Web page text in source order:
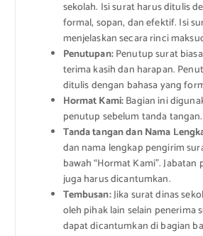
sekolah. Isi surat harus ditulis
formal, sopan, dan efektif. Isi
menjelaskan secara rinci
Penutupan:Penutup surat
terima kasih dan harapan.
ditulis dengan bahasa yang
Hormat Kami:Bagian ini
penutup sebelum tanda tangan.
Tanda tangan dan Nama
dan nama lengkap pengirim
bawah “Hormat Kami”.
juga harus dicantumkan.
Tembusan:Jika surat dinas
oleh pihak lain selain penerima
dapat dicantumkan di bagian